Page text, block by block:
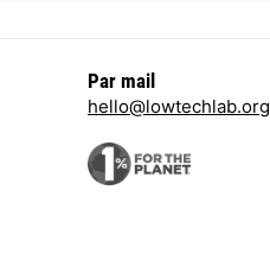
Par mail
hello@lowtechlab.org